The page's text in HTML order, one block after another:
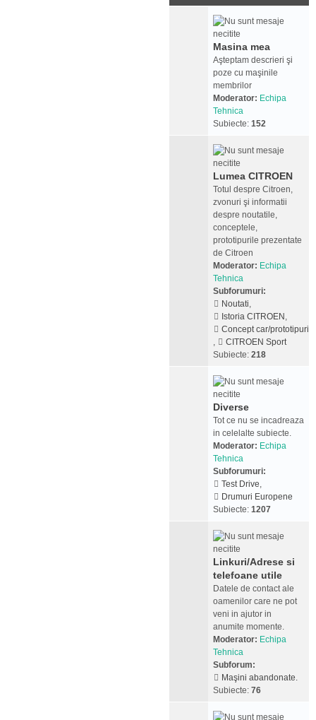
Masina mea
Aşteptam descrieri şi
poze cu maşinile
membrilor
Moderator: Echipa
Tehnica
Subiecte: 152
Lumea CITROEN
Totul despre Citroen,
zvonuri şi informatii
despre noutatile,
conceptele,
prototipurile prezentate
de Citroen
Moderator: Echipa
Tehnica
Subforumuri:
Noutati,
Istoria CITROEN ,
Concept car/prototipuri
,
CITROEN Sport
Subiecte: 218
Diverse
Tot ce nu se incadreaza
in celelalte subiecte.
Moderator: Echipa
Tehnica
Subforumuri:
Test Drive,
Drumuri Europene
Subiecte: 1207
Linkuri/Adrese si
telefoane utile
Datele de contact ale
oamenilor care ne pot
veni in ajutor in
anumite momente.
Moderator: Echipa
Tehnica
Subforum:
Maşini abandonate.
Subiecte: 76